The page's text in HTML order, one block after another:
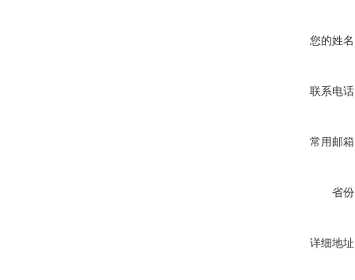
您的姓
联系电
常用邮
省
详细地